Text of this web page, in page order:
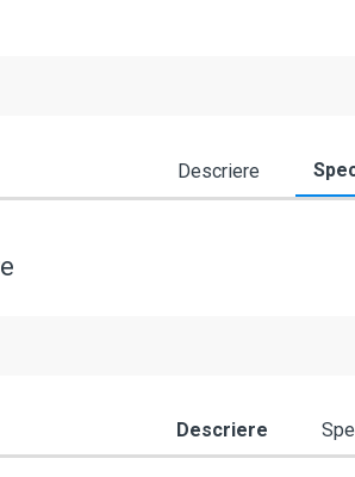
Descriere
Descriere